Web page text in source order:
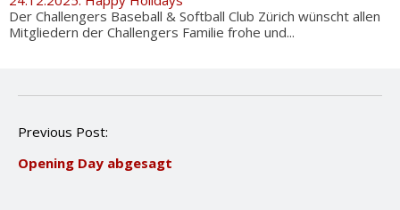
Der Challengers Baseball & Softball Club Zürich wünscht allen
Mitgliedern der Challengers Familie frohe und...
P
s
Previous Post:
Opening Day abgesagt